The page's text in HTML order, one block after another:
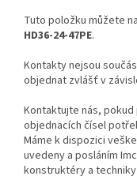
Tuto položku můžete
HD36-24-47PE.
Kontakty nejsou
objednat zvlášť v
Kontaktujte nás,
objednacích čísel
Máme k dispozici
uvedeny a posláním
konstruktéry a